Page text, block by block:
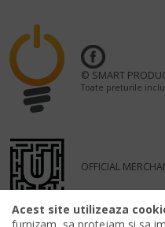
© SMART
Toate preturile
OFFICIAL
Acest site utilizeaza